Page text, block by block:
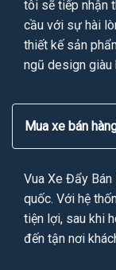
tôi sẽ tiếp nhận
cầu với sự hài
thiết kế sản
ngũ design giàu
Mua xe bán
Vua Xe Đẩy
quốc. Với hệ
tiện lợi, sau khi
đến tận nơi